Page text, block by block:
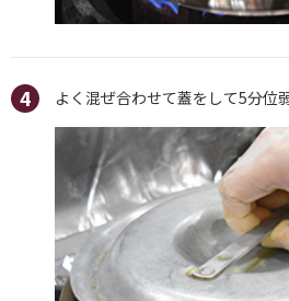
よく混ぜ合わせて蓋をして5分位